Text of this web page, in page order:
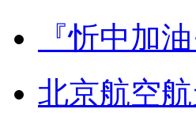
『忻中加
北京航空